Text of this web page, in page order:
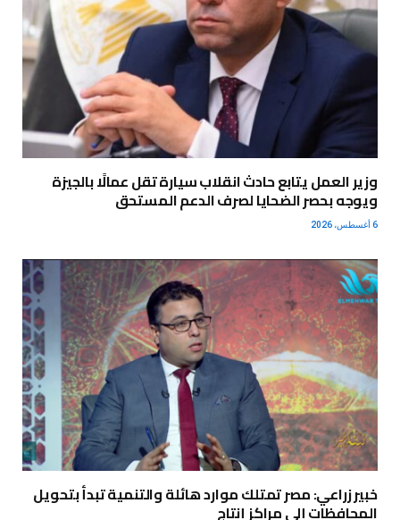
وزير العمل يتابع حادث انقلاب سيارة تقل عمالًا بالجيزة
ويوجه بحصر الضحايا لصرف الدعم المستحق
6 أغسطس، 2026
خبير زراعي: مصر تمتلك موارد هائلة والتنمية تبدأ بتحويل
المحافظات إلى مراكز إنتاج